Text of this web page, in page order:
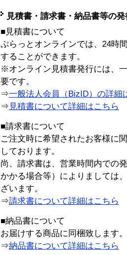
見積書・請求書・納品書等の
■見積書について
ぷらっとオンラインでは、24時
することができます。
※オンライン見積書発行には、
要です。
⇒一般法人会員（BizID）の詳細
⇒ 見積書について詳細はこちら
■請求書について
ご注文時に希望されたお客様に
しております。
尚、請求書は、営業時間内での
かかる場合等）によりましては
ざいます。
⇒請求書について詳細はこちら
■納品書について
お届けする商品に同梱致します。
⇒納品書について詳細はこちら